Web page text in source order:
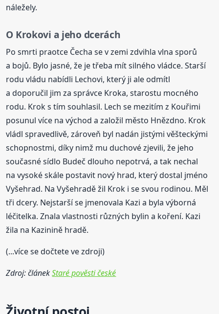
náležely.
O Krokovi a jeho dcerách
Po smrti praotce Čecha se v zemi zdvihla vlna sporů
a bojů. Bylo jasné, že je třeba mít silného vládce. Starší
rodu vládu nabídli Lechovi, který ji ale odmítl
a doporučil jim za správce Kroka, starostu mocného
rodu. Krok s tím souhlasil. Lech se mezitím z Kouřimi
posunul více na východ a založil město Hnězdno. Krok
vládl spravedlivě, zároveň byl nadán jistými věšteckými
schopnostmi, díky nimž mu duchové zjevili, že jeho
současné sídlo Budeč dlouho nepotrvá, a tak nechal
na vysoké skále postavit nový hrad, který dostal jméno
Vyšehrad. Na Vyšehradě žil Krok i se svou rodinou. Měl
tři dcery. Nejstarší se jmenovala Kazi a byla výborná
léčitelka. Znala vlastnosti různých bylin a koření. Kazi
žila na Kazinině hradě.
(...více se dočtete ve zdroji)
Zdroj: článekStaré pověsti české